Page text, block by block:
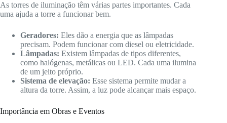
As torres de iluminação têm várias partes importantes. Cada
uma ajuda a torre a funcionar bem.
Geradores: Eles dão a energia que as lâmpadas
precisam. Podem funcionar com diesel ou eletricidade.
Lâmpadas: Existem lâmpadas de tipos diferentes,
como halógenas, metálicas ou LED. Cada uma ilumina
de um jeito próprio.
Sistema de elevação: Esse sistema permite mudar a
altura da torre. Assim, a luz pode alcançar mais espaço.
Importância em Obras e Eventos